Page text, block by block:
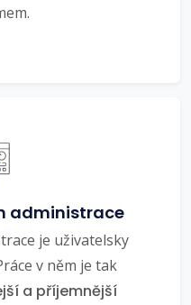
administrace
je uživatelsky
v něm je tak
a příjemnější